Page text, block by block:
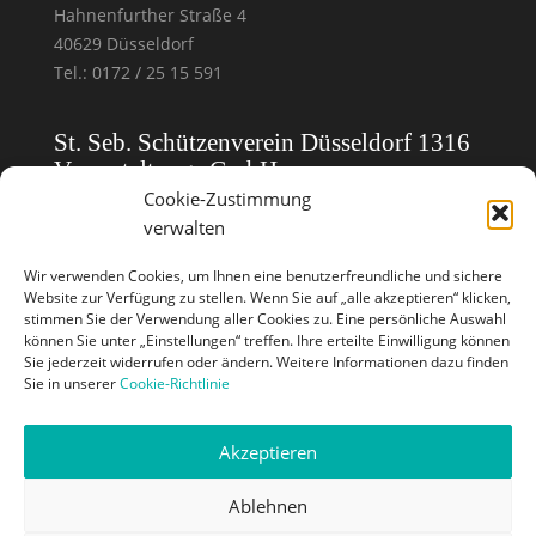
Cookie-Zustimmung
verwalten
Wir verwenden Cookies, um Ihnen eine benutzerfreundliche und sichere
Website zur Verfügung zu stellen. Wenn Sie auf „alle akzeptieren“ klicken,
stimmen Sie der Verwendung aller Cookies zu. Eine persönliche Auswahl
können Sie unter „Einstellungen“ treffen. Ihre erteilte Einwilligung können
Sie jederzeit widerrufen oder ändern. Weitere Informationen dazu finden
Sie in unsererCookie-Richtlinie
Akzeptieren
Ablehnen
Hahnenfurther Straße 4
40629 Düsseldorf
Tel.: 0172 / 25 15 591
St. Seb. Schützenverein Düsseldorf 1316
Veranstaltungs GmbH
Homepoage:Rheinkirmes Düsseldorf
Mail: veranstaltungs-gmbh@schuetzen1316.de
Pressekontakt Verein